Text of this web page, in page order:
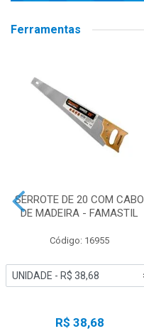
Ferramentas
SERROTE DE 20 COM CABO
DE MADEIRA - FAMASTIL
Código: 16955
R$ 38,68